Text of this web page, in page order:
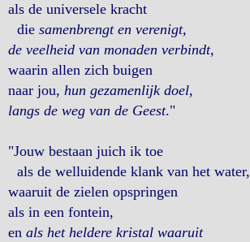
als de universele kracht
die samenbrengt en verenigt,
de veelheid van monaden verbindt,
waarin allen zich buigen
naar jou, hun gezamenlijk doel,
langs de weg van de Geest."
"Jouw bestaan juich ik toe
als de welluidende klank van het water,
waaruit de zielen opspringen
als in een fontein,
en als het heldere kristal waaruit